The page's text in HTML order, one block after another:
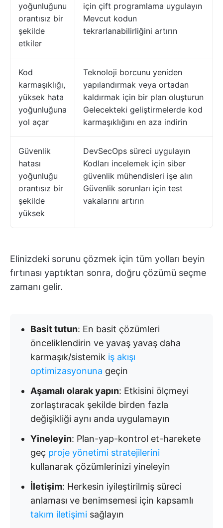
yoğunluğunu
orantısız bir
şekilde
etkiler
için çift programlama uygulayın
Mevcut kodun
tekrarlanabilirliğini artırın
Kod
karmaşıklığı,
yüksek hata
yoğunluğuna
yol açar
Teknoloji borcunu yeniden
yapılandırmak veya ortadan
kaldırmak için bir plan oluşturun
Gelecekteki geliştirmelerde kod
karmaşıklığını en aza indirin
Güvenlik
hatası
yoğunluğu
orantısız bir
şekilde
yüksek
DevSecOps süreci uygulayın
Kodları incelemek için siber
güvenlik mühendisleri işe alın
Güvenlik sorunları için test
vakalarını artırın
Elinizdeki sorunu çözmek için tüm yolları beyin
fırtınası yaptıktan sonra, doğru çözümü seçme
zamanı gelir.
Basit tutun: En basit çözümleri
önceliklendirin ve yavaş yavaş daha
karmaşık/sistemik iş akışı
optimizasyonuna geçin
Aşamalı olarak yapın: Etkisini ölçmeyi
zorlaştıracak şekilde birden fazla
değişikliği aynı anda uygulamayın
Yineleyin: Plan-yap-kontrol et-harekete
geç proje yönetimi stratejilerini
kullanarak çözümlerinizi yineleyin
İletişim: Herkesin iyileştirilmiş süreci
anlaması ve benimsemesi için kapsamlı
takım iletişimi sağlayın